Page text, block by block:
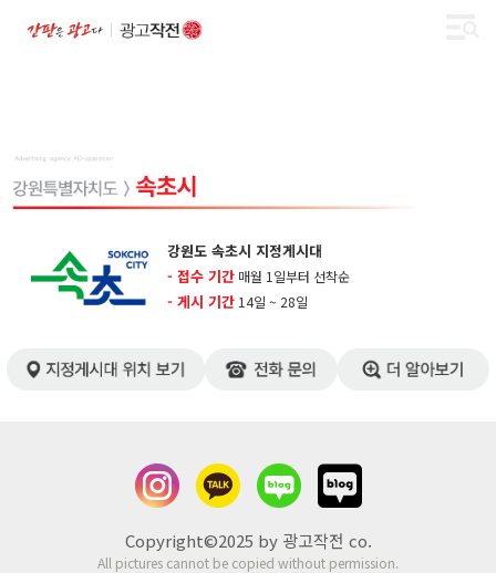
강원도 속초시 지정게시대
- 접수 기간 매월 1일부터 선착순
- 게시 기간 14일 ~ 28일
Copyright©2025 by 광고작전 co.
All pictures cannot be copied without permission.